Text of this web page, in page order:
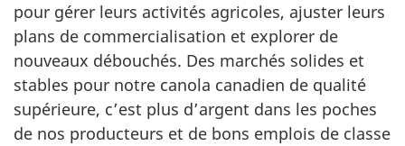
pour gérer leurs activités agricoles, ajuster leurs
plans de commercialisation et explorer de
nouveaux débouchés. Des marchés solides et
stables pour notre canola canadien de qualité
supérieure, c’est plus d’argent dans les poches
de nos producteurs et de bons emplois de classe